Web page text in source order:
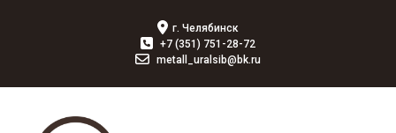
г. Челябинск
+7 (351) 751-28-72
metall_uralsib@bk.ru